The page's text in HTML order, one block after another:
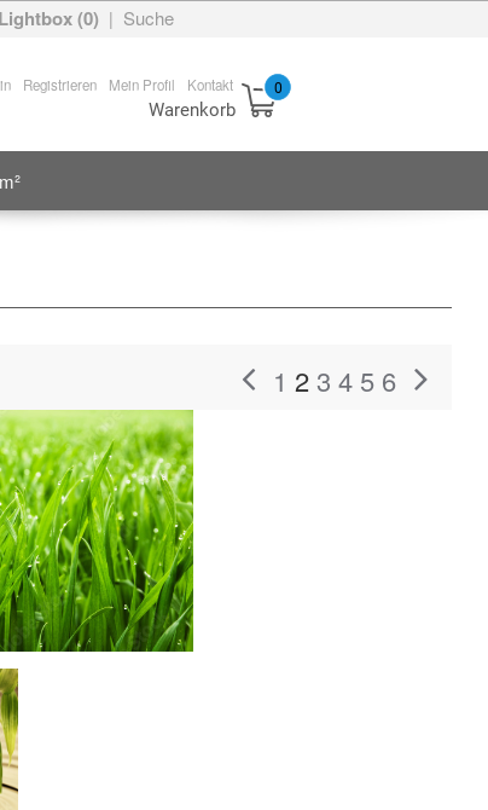
Lightbox (0) | Suche
Registrieren Mein Profil Kontakt
Warenkorb
0
1 23 4 5 6